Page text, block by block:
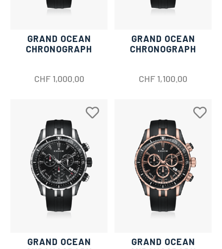
GRAND OCEAN
CHRONOGRAPH
CHF1,000.00
GRAND OCEAN
CHRONOGRAPH
CHF 1,100.00
GRAND OCEAN
GRAND OCEAN